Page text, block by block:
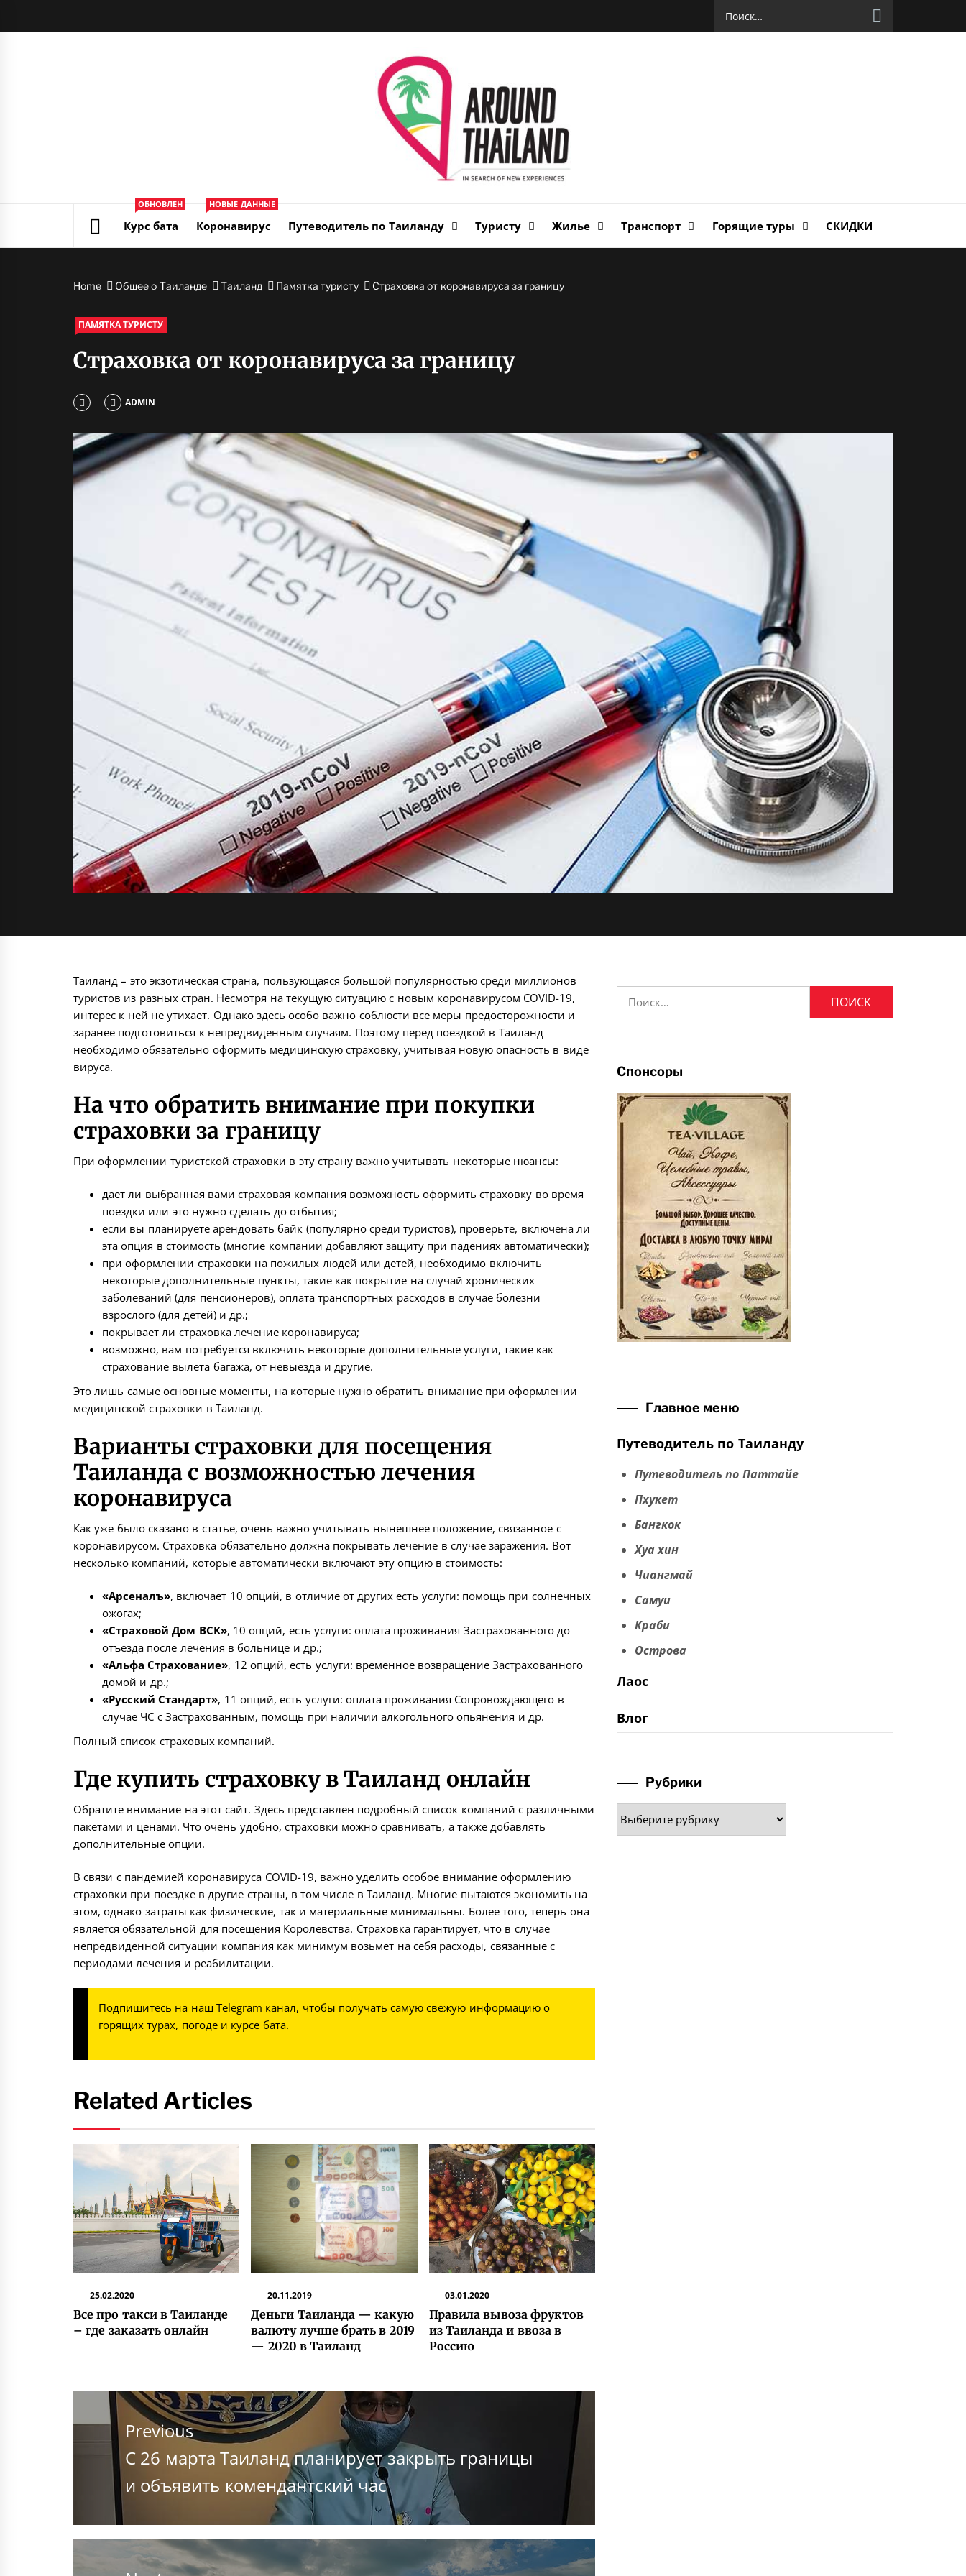
Курс бата
ОБНОВЛЕН
Коронавирус
НОВЫЕ ДАННЫЕ
Путеводитель по Таиланду Туристу Жилье Транспорт Горящие туры СКИДКИ
Home Общее о Таиланде Таиланд Памятка туристу Страховка от коронавируса за границу
ПАМЯТКА ТУРИСТУ
Страховка от коронавируса за границу
ADMIN
Таиланд – это экзотическая страна, пользующаяся большой популярностью среди миллионов
туристов из разных стран. Несмотря на текущую ситуацию с новым коронавирусом COVID-19,
интерес к ней не утихает. Однако здесь особо важно соблюсти все меры предосторожности и
заранее подготовиться к непредвиденным случаям. Поэтому перед поездкой в Таиланд
необходимо обязательно оформить медицинскую страховку, учитывая новую опасность в виде
вируса.
На что обратить внимание при покупки
страховки за границу
При оформлении туристской страховки в эту страну важно учитывать некоторые нюансы:
дает ли выбранная вами страховая компания возможность оформить страховку во время
поездки или это нужно сделать до отбытия;
если вы планируете арендовать байк (популярно среди туристов), проверьте, включена ли
эта опция в стоимость (многие компании добавляют защиту при падениях автоматически);
при оформлении страховки на пожилых людей или детей, необходимо включить
некоторые дополнительные пункты, такие как покрытие на случай хронических
заболеваний (для пенсионеров), оплата транспортных расходов в случае болезни
взрослого (для детей) и др.;
покрывает ли страховка лечение коронавируса;
возможно, вам потребуется включить некоторые дополнительные услуги, такие как
страхование вылета багажа, от невыезда и другие.
Это лишь самые основные моменты, на которые нужно обратить внимание при оформлении
медицинской страховки в Таиланд.
Варианты страховки для посещения
Таиланда с возможностью лечения
коронавируса
Как уже было сказано в статье, очень важно учитывать нынешнее положение, связанное с
коронавирусом. Страховка обязательно должна покрывать лечение в случае заражения. Вот
несколько компаний, которые автоматически включают эту опцию в стоимость:
«Арсеналъ», включает 10 опций, в отличие от других есть услуги: помощь при солнечных
ожогах;
«Страховой Дом ВСК», 10 опций, есть услуги: оплата проживания Застрахованного до
отъезда после лечения в больнице и др.;
«Альфа Страхование», 12 опций, есть услуги: временное возвращение Застрахованного
домой и др.;
«Русский Стандарт», 11 опций, есть услуги: оплата проживания Сопровождающего в
случае ЧС с Застрахованным, помощь при наличии алкогольного опьянения и др.
Полный список страховых компаний.
Где купить страховку в Таиланд онлайн
Обратите внимание на этотсайт. Здесь представлен подробный список компаний с различными
пакетами и ценами. Что очень удобно, страховки можно сравнивать, а также добавлять
дополнительные опции.
В связи с пандемией коронавируса COVID-19, важно уделить особое внимание оформлению
страховки при поездке в другие страны, в том числе в Таиланд. Многие пытаются экономить на
этом, однако затраты как физические, так и материальные минимальны. Более того, теперь она
является обязательной для посещения Королевства. Страховка гарантирует, что в случае
непредвиденной ситуации компания как минимум возьмет на себя расходы, связанные с
периодами лечения и реабилитации.
Подпишитесь на наш Telegram канал, чтобы получать самую свежую информацию о
горящих турах, погоде и курсе бата.
Related Articles
25.02.2020
Все про такси в Таиланде
– где заказать онлайн
20.11.2019
Деньги Таиланда — какую
валюту лучше брать в 2019
— 2020 в Таиланд
03.01.2020
Правила вывоза фруктов
из Таиланда и ввоза в
Россию
Навигация
записям
Previous
Previous
post:
С 26 марта Таиланд планирует закрыть границы
и объявить комендантский час
Найти:
Спонсоры
Главное меню
Путеводитель по Таиланду
Путеводитель по Паттайе
Пхукет
Бангкок
Хуа хин
Чиангмай
Самуи
Краби
Острова
Лаос
Влог
Рубрики
Рубрики